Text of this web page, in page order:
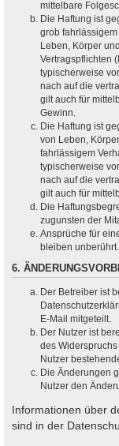
mittelbare
Die Haftung ist
grob
Leben, Körper
Vertragspflichten
typischerweise
nach auf die
gilt auch für
Gewinn.
Die Haftung ist
von Leben,
fahrlässigem
typischerweise
nach auf die
gilt auch für
Die
zugunsten der
Ansprüche für
bleiben unberührt.
6.
Der Betreiber ist
E-Mail mitgeteilt.
Der Nutzer ist
des
Nutzer
Die Änderungen
Nutzer den
Informationen über
sind in der